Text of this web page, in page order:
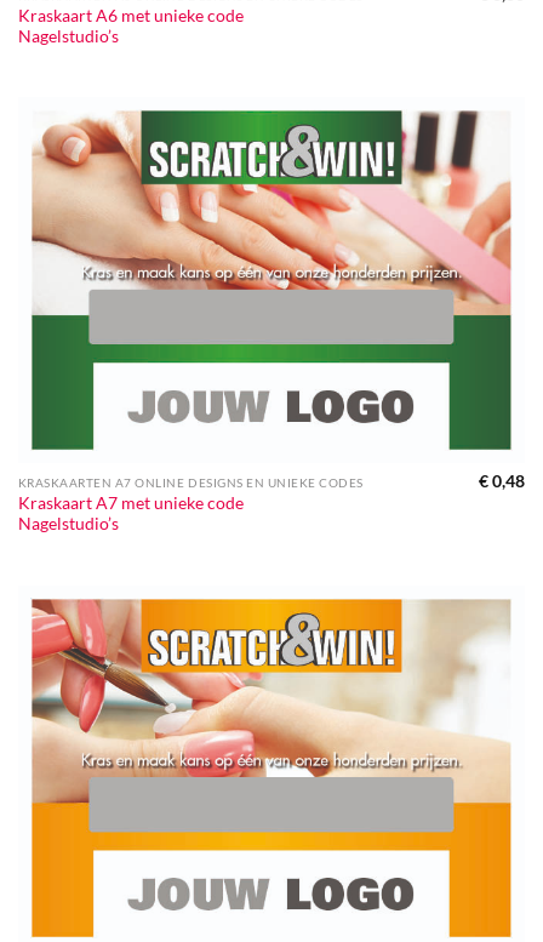
Kraskaart A6 met unieke code
Nagelstudio’s
KRASKAARTEN A7 ONLINE DESIGNS EN UNIEKE CODES
Kraskaart A7 met unieke code
Nagelstudio’s
€0,48